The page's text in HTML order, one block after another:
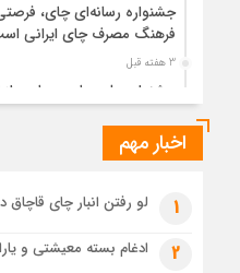
جشنواره رسانه‌ای چای،
فرهنگ مصرف چای ایرانی
3 هفته قبل
جشنواره ملی چای، حمایت از
3 هفته قبل
3 هفته قبل
رئوف
اخبار مهم
1 لو رفتن انبار چای قاچاق
2 ادغام بسته معیشتی و